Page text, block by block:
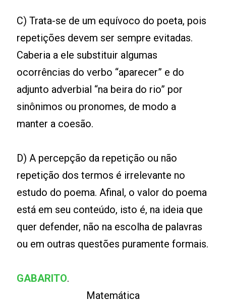
C) Trata-se de um equívoco do poeta, pois
repetições devem ser sempre evitadas.
Caberia a ele substituir algumas
ocorrências do verbo “aparecer” e do
adjunto adverbial “na beira do rio” por
sinônimos ou pronomes, de modo a
manter a coesão.
D) A percepção da repetição ou não
repetição dos termos é irrelevante no
estudo do poema. Afinal, o valor do poema
está em seu conteúdo, isto é, na ideia que
quer defender, não na escolha de palavras
ou em outras questões puramente formais.
GABARITO.
Matemática